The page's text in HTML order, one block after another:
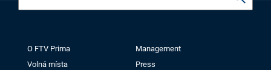
O FTV Prima
Management
Volná místa
Press